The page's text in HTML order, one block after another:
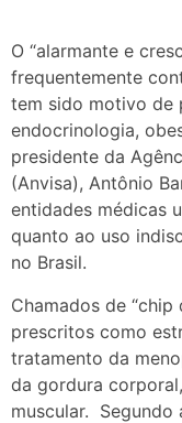
O “alarmante e
frequentemente
tem sido motivo de
endocrinologia,
presidente da
(Anvisa), Antônio
entidades médicas
quanto ao uso
no Brasil.
Chamados de “chip
prescritos como
tratamento da
da gordura
muscular. Segundo